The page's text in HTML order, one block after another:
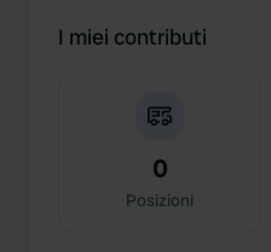
I miei contributi
0
Posizioni